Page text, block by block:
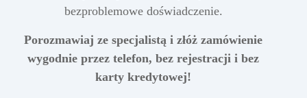
bezproblemowe doświadczenie.
Porozmawiaj ze specjalistą i złóż zamówienie
wygodnie przez telefon, bez rejestracji i bez
karty kredytowej!